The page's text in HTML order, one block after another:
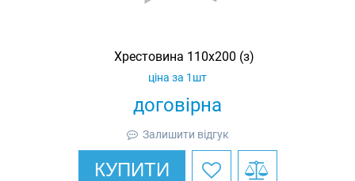
Хрестовина 110х200 (з)
договірна
ціна за 1шт
Залишити відгук
КУПИТИ